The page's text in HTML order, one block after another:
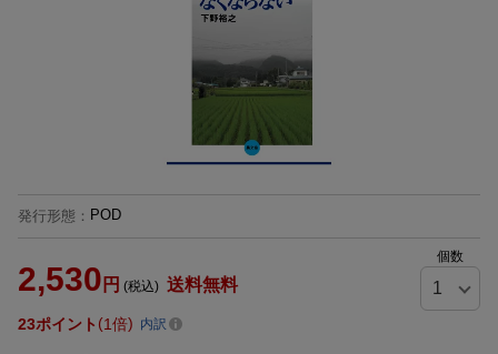
発行形態 ： POD
2,530 円 (税込) 送料無料
個数
23ポイント 1倍 内訳